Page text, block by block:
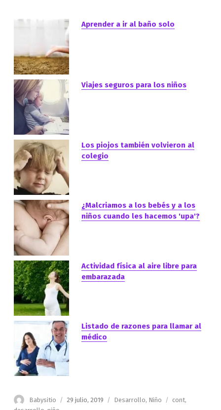
Aprender a ir al baño solo
Viajes seguros para los niños
Los piojos también volvieron al
colegio
¿Malcriamos a los bebés y a los
niños cuando les hacemos 'upa'?
Actividad física al aire libre para
embarazada
Listado de razones para llamar al
médico
Autor
Babysitio
Publicado
29 julio, 2019 Categorías
Desarrollo, Niño Etiquetas
cont,